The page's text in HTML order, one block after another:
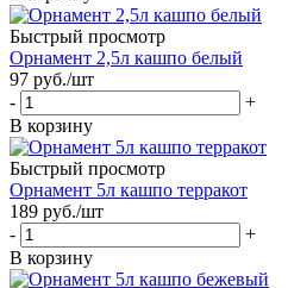
Быстрый просмотр
Орнамент 2,5л кашпо белый
97 руб./шт
-
+
В корзину
Быстрый просмотр
Орнамент 5л кашпо терракот
189 руб./шт
-
+
В корзину